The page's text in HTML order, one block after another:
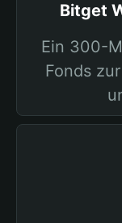
Bitget
Ein 300-
Fonds